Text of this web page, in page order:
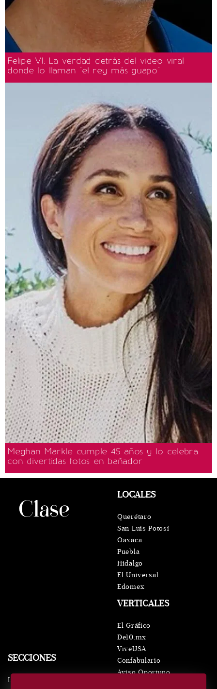
Felipe VI: La verdad detrás del video viral
donde lo llaman "el rey más guapo"
Meghan Markle cumple 45 años y lo celebra
con divertidas fotos en bañador
SECCIONES
Inicio
VERTICALES
El Gráfico
De10.mx
ViveUSA
Confabulario
Aviso Oportuno
LOCALES
Querétaro
San Luis Potosí
Oaxaca
Puebla
Hidalgo
El Universal
Edomex